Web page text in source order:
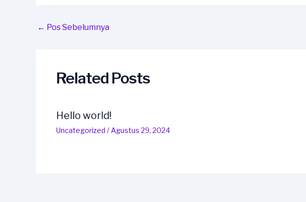
Post
← Pos Sebelumnya
Related Posts
Hello world!
Uncategorized / Agustus 29, 2024